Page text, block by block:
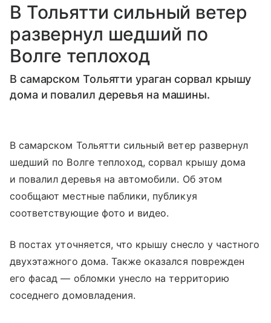
В Тольятти сильный ветер
развернул шедший по
Волге теплоход
В самарском Тольятти ураган сорвал крышу
дома и повалил деревья на машины.
В самарском Тольятти сильный ветер развернул
шедший по Волге теплоход, сорвал крышу дома
и повалил деревья на автомобили. Об этом
сообщают местные паблики, публикуя
соответствующие фото и видео.
В постах уточняется, что крышу снесло у частного
двухэтажного дома. Также оказался поврежден
его фасад — обломки унесло на территорию
соседнего домовладения.